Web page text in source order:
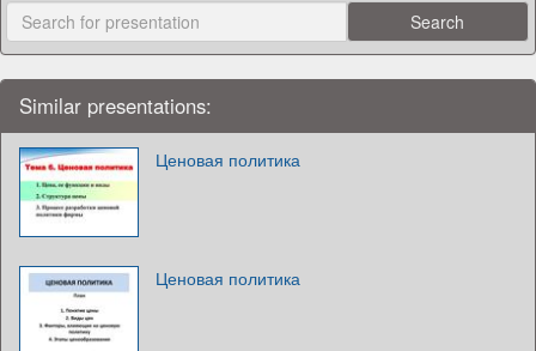
Similar presentations:
Ценовая политика
Ценовая политика